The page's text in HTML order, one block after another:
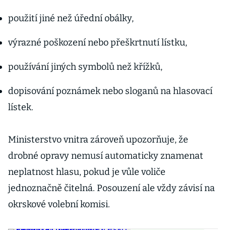
použití jiné než úřední obálky,
výrazné poškození nebo přeškrtnutí lístku,
používání jiných symbolů než křížků,
dopisování poznámek nebo sloganů na hlasovací
lístek.
Ministerstvo vnitra zároveň upozorňuje, že
drobné opravy nemusí automaticky znamenat
neplatnost hlasu, pokud je vůle voliče
jednoznačně čitelná. Posouzení ale vždy závisí na
okrskové volební komisi.